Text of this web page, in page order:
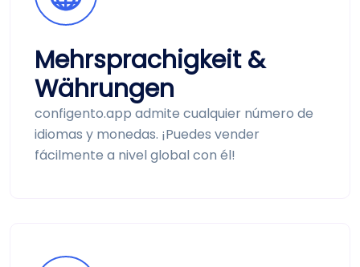
Mehrsprachigkeit &
Währungen
configento.app admite cualquier número de
idiomas y monedas. ¡Puedes vender
fácilmente a nivel global con él!